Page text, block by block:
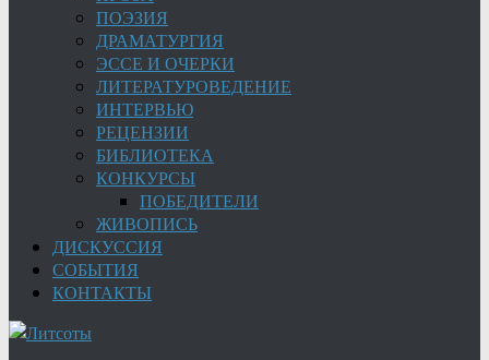
ПОЭЗИЯ
ДРАМАТУРГИЯ
ЭССЕ И ОЧЕРКИ
ЛИТЕРАТУРОВЕДЕНИЕ
ИНТЕРВЬЮ
РЕЦЕНЗИИ
БИБЛИОТЕКА
КОНКУРСЫ
ПОБЕДИТЕЛИ
ЖИВОПИСЬ
ДИСКУССИЯ
СОБЫТИЯ
КОНТАКТЫ